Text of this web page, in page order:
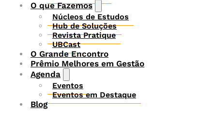
O que Fazemos
Núcleos de Estudos
Hub de Soluções
Revista Pratique
UBCast
O Grande Encontro
Prêmio Melhores em Gestão
Agenda
Eventos
Eventos em Destaque
Blog